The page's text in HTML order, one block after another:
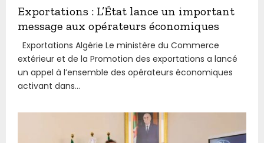
Exportations : L’État lance un important
message aux opérateurs économiques
Exportations Algérie Le ministère du Commerce
extérieur et de la Promotion des exportations a lancé
un appel à l’ensemble des opérateurs économiques
activant dans...